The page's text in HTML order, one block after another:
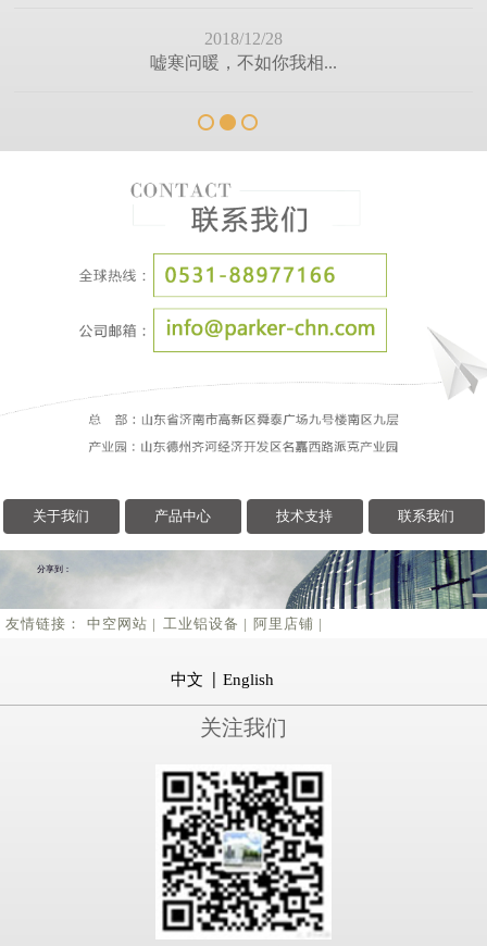
2018/11/08
天空这抹彩色，是我们...
关于我们 产品中心 技术支持 联系我们
分享到：
友情链接： 中空网站 | 工业铝设备 | 阿里店铺 |
中文 English
关注我们